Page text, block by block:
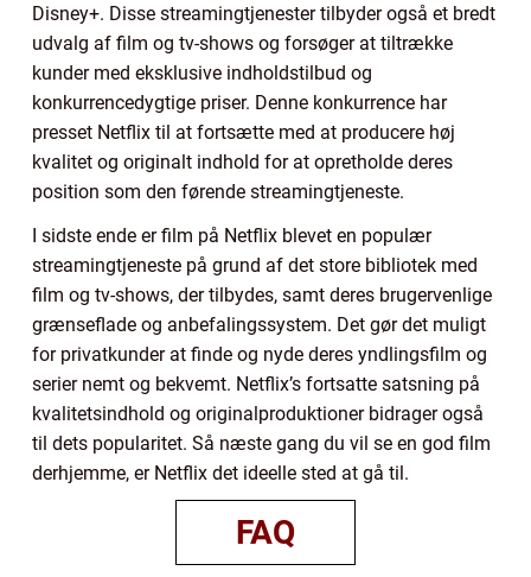
Disney+. Disse streamingtjenester tilbyder også et bredt
udvalg af film og tv-shows og forsøger at tiltrække
kunder med eksklusive indholdstilbud og
konkurrencedygtige priser. Denne konkurrence har
presset Netflix til at fortsætte med at producere høj
kvalitet og originalt indhold for at opretholde deres
position som den førende streamingtjeneste.
I sidste ende er film på Netflix blevet en populær
streamingtjeneste på grund af det store bibliotek med
film og tv-shows, der tilbydes, samt deres brugervenlige
grænseflade og anbefalingssystem. Det gør det muligt
for privatkunder at finde og nyde deres yndlingsfilm og
serier nemt og bekvemt. Netflix’s fortsatte satsning på
kvalitetsindhold og originalproduktioner bidrager også
til dets popularitet. Så næste gang du vil se en god film
derhjemme, er Netflix det ideelle sted at gå til.
FAQ